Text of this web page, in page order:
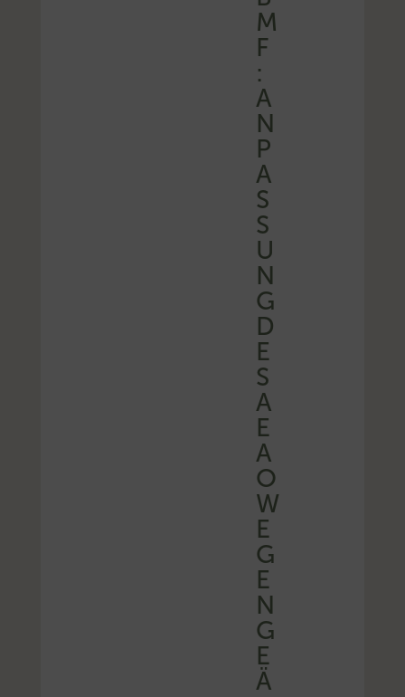
M
F
:
A
N
P
A
S
S
U
N
G
D
E
S
A
E
A
O
W
E
G
E
N
G
E
Ä